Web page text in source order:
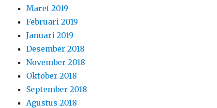
Maret 2019
Februari 2019
Januari 2019
Desember 2018
November 2018
Oktober 2018
September 2018
Agustus 2018